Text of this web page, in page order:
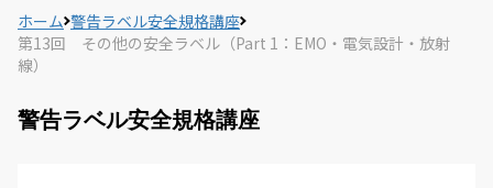
ホーム 警告ラベル安全規格講座
第13回 その他の安全ラベル（Part 1：EMO・電気設計・放射
線）
警告ラベル安全規格講座